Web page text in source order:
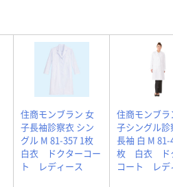
住商モンブラン 女
子長袖診察衣 シン
グル M 81-357 1枚
白衣 ドクターコー
ト レディース
住商モンブラ
子シングル診
長袖 白 M 81-
枚 白衣 ド
コート レデ